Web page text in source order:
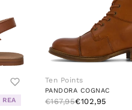
REA
Ten Points
PANDORA COGNAC
€167,95€102,95